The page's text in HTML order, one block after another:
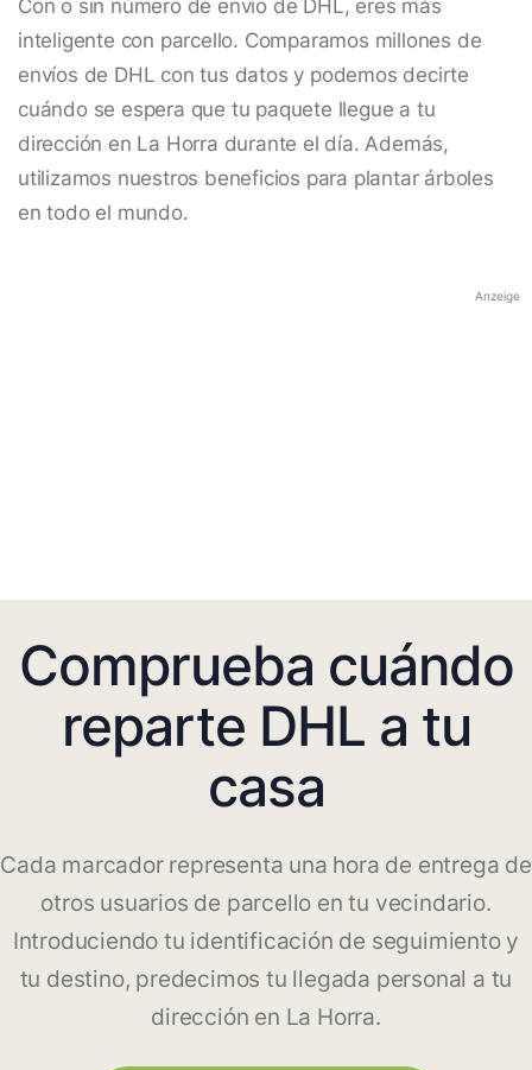
Con o sin número de envío de DHL, eres más
inteligente con parcello. Comparamos millones de
envíos de DHL con tus datos y podemos decirte
cuándo se espera que tu paquete llegue a tu
dirección en La Horra durante el día. Además,
utilizamos nuestros beneficios para plantar árboles
en todo el mundo.
Anzeige
Comprueba cuándo
reparte DHL a tu
casa
Cada marcador representa una hora de entrega de
otros usuarios de parcello en tu vecindario.
Introduciendo tu identificación de seguimiento y
tu destino, predecimos tu llegada personal a tu
dirección en La Horra.